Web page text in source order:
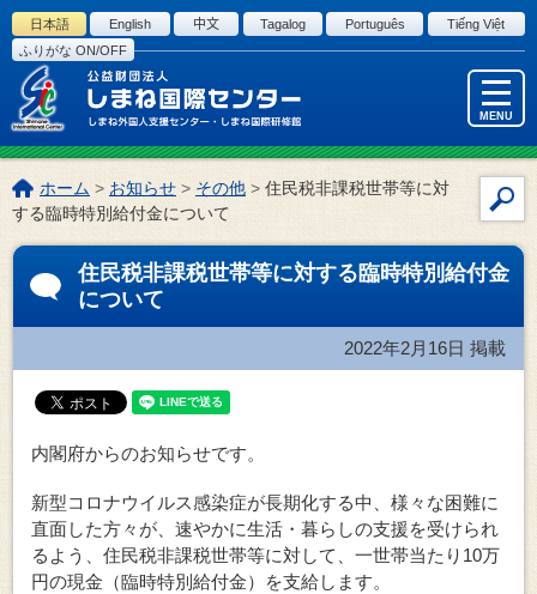
このページの本文へ
日本語 English 中文 Tagalog Português
Tiếng Việt
ふりがな ON/OFF
MENU
イ
ト
索
こ
の
ペ
ホーム > お知らせ > その他>住民税非課税世帯等に対
する臨時特別給付金について
住民税非課税世帯等に対する臨時特別給付金
について
2022年2月16日 掲載
内閣府からのお知らせです。
新型コロナウイルス感染症が長期化する中、様々な困難に
直面した方々が、速やかに生活・暮らしの支援を受けられ
るよう、住民税非課税世帯等に対して、一世帯当たり10万
円の現金（臨時特別給付金）を支給します。